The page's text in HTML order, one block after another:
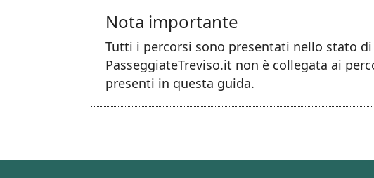
Nota importante
Tutti i percorsi sono presentati nello stato
PasseggiateTreviso.it non è collegata ai
presenti in questa guida.